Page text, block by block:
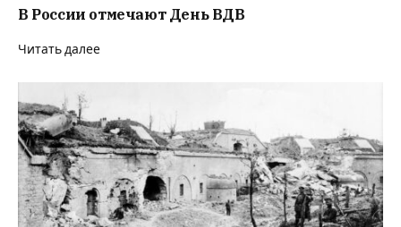
В России отмечают День ВДВ
Читать далее